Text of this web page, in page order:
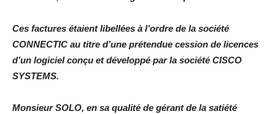
Ces factures étaient libellées à l’ordre de la société
CONNECTIC au titre d’une prétendue cession de licences
d’un logiciel conçu et développé par la société CISCO
SYSTEMS.
Monsieur SOLO, en sa qualité de gérant de la satiété